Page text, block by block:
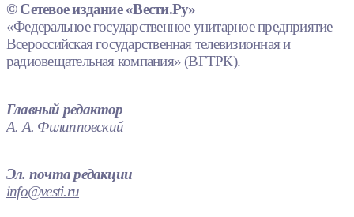
© Сетевое издание «Вести.Ру»
«Федеральное государственное унитарное предприятие
Всероссийская государственная телевизионная и
радиовещательная компания» (ВГТРК).
Главный редактор
А. А. Филипповский
Эл. почта редакции
info@vesti.ru